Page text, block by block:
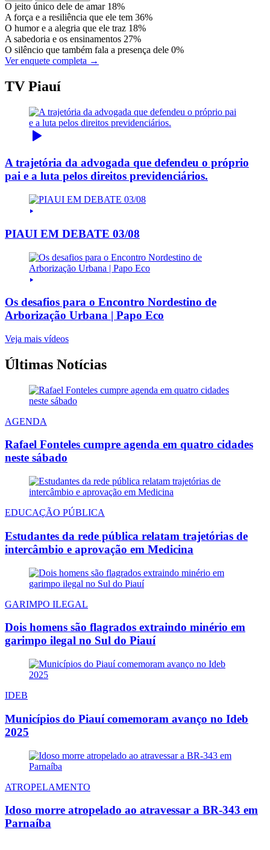
O jeito único dele de amar 18%
A força e a resiliência que ele tem 36%
O humor e a alegria que ele traz 18%
A sabedoria e os ensinamentos 27%
O silêncio que também fala a presença dele 0%
Ver enquete completa →
TV Piauí
A trajetória da advogada que defendeu o próprio
pai e a luta pelos direitos previdenciários.
PIAUI EM DEBATE 03/08
Os desafios para o Encontro Nordestino de
Arborização Urbana | Papo Eco
Veja mais vídeos
Últimas Notícias
AGENDA
Rafael Fonteles cumpre agenda em quatro cidades
neste sábado
EDUCAÇÃO PÚBLICA
Estudantes da rede pública relatam trajetórias de
intercâmbio e aprovação em Medicina
GARIMPO ILEGAL
Dois homens são flagrados extraindo minério em
garimpo ilegal no Sul do Piauí
IDEB
Municípios do Piauí comemoram avanço no Ideb
2025
ATROPELAMENTO
Idoso morre atropelado ao atravessar a BR-343 em
Parnaíba